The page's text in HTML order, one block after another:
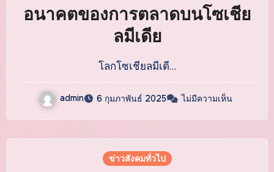
อนาคตของการตลาดบนโซเชีย
ลมีเดีย
โลกโซเชียลมีเดี…
admin 6 กุมภาพันธ์ 2025 ไม่มีความเห็น
ข่าวสังคมทั่วไป